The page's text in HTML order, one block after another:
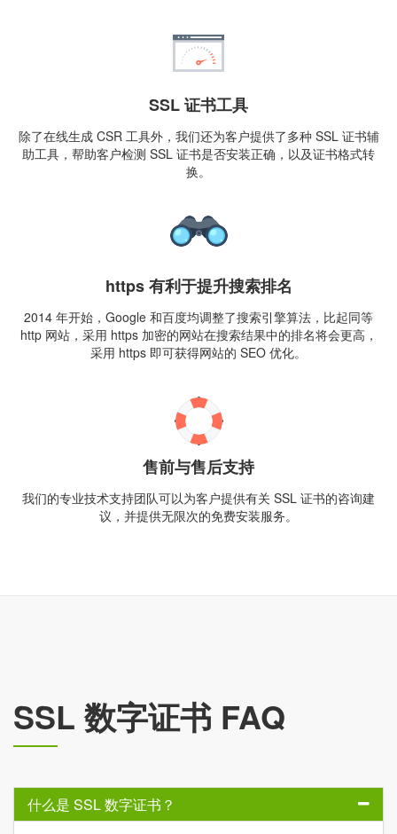
SSL 证书工具
除了在线生成 CSR 工具外，我们还为客户提供了多种 SSL 证书辅
助工具，帮助客户检测 SSL 证书是否安装正确，以及证书格式转
换。
https 有利于提升搜索排名
2014 年开始，Google 和百度均调整了搜索引擎算法，比起同等
http 网站，采用 https 加密的网站在搜索结果中的排名将会更高，
采用 https 即可获得网站的 SEO 优化。
售前与售后支持
我们的专业技术支持团队可以为客户提供有关 SSL 证书的咨询建
议，并提供无限次的免费安装服务。
SSL 数字证书 FAQ
什么是 SSL 数字证书？